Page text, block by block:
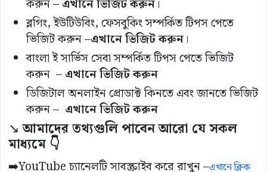
করুন –এখানে ভিজিট করুন।
ব্লগিং, ইউটিউবিং, ফেসবুকিং সম্পর্কিত টিপস পেতে
ভিজিট করুন –এখানে ভিজিট করুন।
বাংলা ই সার্ভিস সেবা সম্পর্কিত টিপস পেতে ভিজিট
করুন –এখানে ভিজিট করুন
ডিজিটাল অনলাইন প্রোডাক্ট কিনতে এবং জানতে ভিজিট
করুন – এখানে ভিজিট করুন
↘️আমাদের তথ্যগুলি পাবেন আরো যে সকল
মাধ্যমে 👇
➡️YouTube চ্যানেলটি সাবস্ক্রাইব করে রাখুন –এখানে ক্লিক